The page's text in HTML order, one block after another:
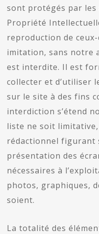
sont protégés par les
Propriété
reproduction de
imitation, sans notre
est interdite. Il est
collecter et d’utiliser
sur le site à des fins
interdiction s’étend
liste ne soit
rédactionnel figurant
présentation des
nécessaires à
photos, graphiques,
soient.
La totalité des